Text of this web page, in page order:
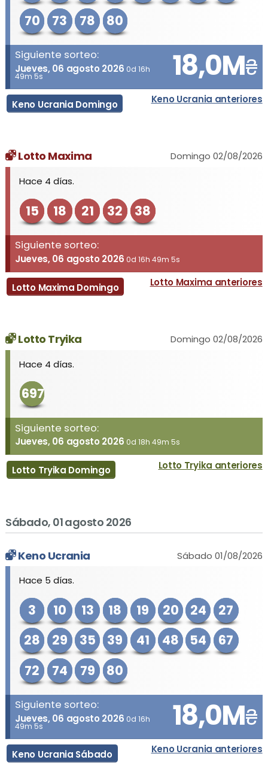
70
73 78 80
Siguiente sorteo:
Jueves, 06 agosto 2026 0d 16h
49m 5s 18,0M₴
Keno Ucrania Domingo Keno Ucrania anteriores
Lotto Maxima
Domingo 02/08/2026
Hace 4 días.
15 18 21 32 38
Siguiente sorteo:
Jueves, 06 agosto 2026 0d 16h 49m 5s
Lotto Maxima Domingo Lotto Maxima anteriores
Lotto Tryika
Domingo 02/08/2026
Hace 4 días.
697
Siguiente sorteo:
Jueves, 06 agosto 2026 0d 18h 49m 5s
Lotto Tryika Domingo Lotto Tryika anteriores
Sábado, 01 agosto 2026
Keno Ucrania
Sábado 01/08/2026
Hace 5 días.
3 10 13 18 19 20 24
27
28
29 35 39 41 48 54
67
72
74 79 80
Siguiente sorteo:
Jueves, 06 agosto 2026 0d 16h
49m 5s 18,0M₴
Keno Ucrania Sábado Keno Ucrania anteriores